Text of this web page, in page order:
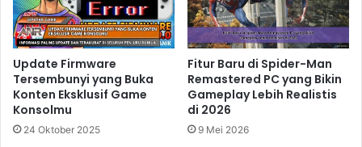
dengan Dunia yang Lebih Mendalam
16 jam ago
Mafia The Old Country Hidupkan
Nuansa Mafia Klasik dengan Cerita
yang Lebih Kelam
Update Firmware
Tersembunyi yang Buka
Konten Eksklusif Game
Konsolmu
24 Oktober 2025
Fitur Baru di Spider-Man
Remastered PC yang Bikin
Gameplay Lebih Realistis
di 2026
9 Mei 2026